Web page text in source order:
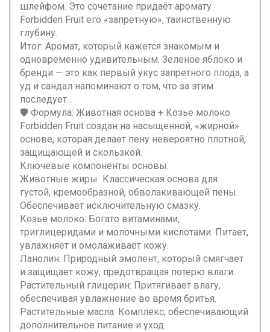
шлейфом. Это сочетание придаёт аромату
Forbidden Fruit его «запретную», таинственную
глубину.
Итог: Аромат, который кажется знакомым и
одновременно удивительным. Зеленое яблоко и
бренди — это как первый укус запретного плода, а
уд и сандал напоминают о том, что за этим
последует…
🛡️ Формула: Животная основа + Козье молоко
Forbidden Fruit создан на насыщенной, «жирной»
основе, которая делает пену невероятно плотной,
защищающей и скользкой.
Ключевые компоненты основы:
Животные жиры Классическая основа для
густой, кремообразной, обволакивающей пены.
Обеспечивает исключительную смазку.
Козье молоко: Богато витаминами,
триглицеридами и молочными кислотами. Питает,
увлажняет и омолаживает кожу.
Ланолин: Природный эмолент, который смягчает
и защищает кожу, предотвращая потерю влаги.
Растительный глицерин: Притягивает влагу,
обеспечивая увлажнение во время бритья.
Растительные масла: Комплекс, обеспечивающий
дополнительное питание и уход.